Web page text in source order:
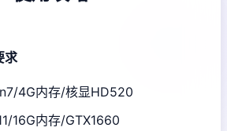
求
4G内存/核显HD520
16G内存/GTX1660